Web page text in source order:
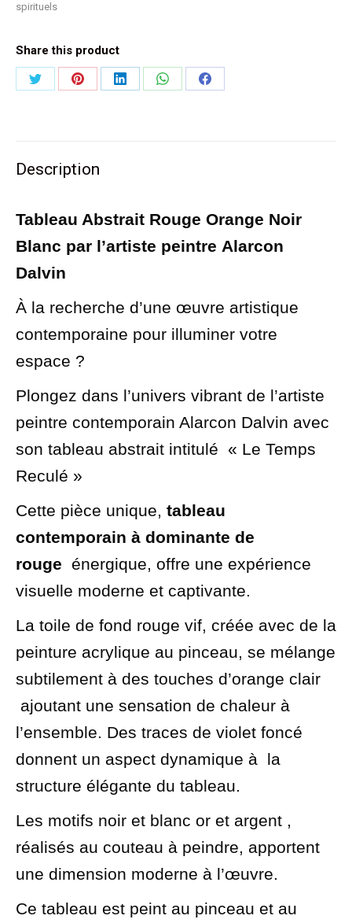
spirituels
Share this product
PartagerPartagerPartagerPartagerPartager
Description
Tableau Abstrait Rouge Orange Noir
Blanc par l’artiste peintre Alarcon
Dalvin
À la recherche d’une œuvre artistique
contemporaine pour illuminer votre
espace ?
Plongez dans l’univers vibrant de l’artiste
peintre contemporain Alarcon Dalvin avec
son tableau abstrait intitulé « Le Temps
Reculé »
Cette pièce unique, tableau
contemporain à dominante de
rouge énergique, offre une expérience
visuelle moderne et captivante.
La toile de fond rouge vif, créée avec de la
peinture acrylique au pinceau, se mélange
subtilement à des touches d’orange clair
ajoutant une sensation de chaleur à
l’ensemble. Des traces de violet foncé
donnent un aspect dynamique à la
structure élégante du tableau.
Les motifs noir et blanc or et argent ,
réalisés au couteau à peindre, apportent
une dimension moderne à l’œuvre.
Ce tableau est peint au pinceau et au